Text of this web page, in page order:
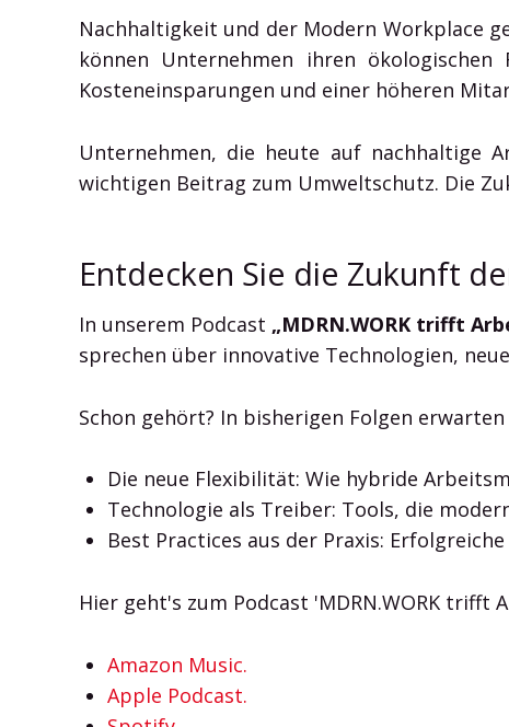
Nachhaltigkeit und der Modern Workplace
können Unternehmen ihren
Kosteneinsparungen und einer höheren
Unternehmen, die heute auf nachhaltige
wichtigen Beitrag zum Umweltschutz. Die
Entdecken Sie die Zukunft
In unserem Podcast „MDRN.WORK trifft
sprechen über innovative Technologien,
Schon gehört? In bisherigen Folgen
Die neue Flexibilität: Wie hybride
Technologie als Treiber: Tools, die
Best Practices aus der Praxis:
Hier geht's zum Podcast 'MDRN.WORK trifft
Amazon Music.
Apple Podcast.